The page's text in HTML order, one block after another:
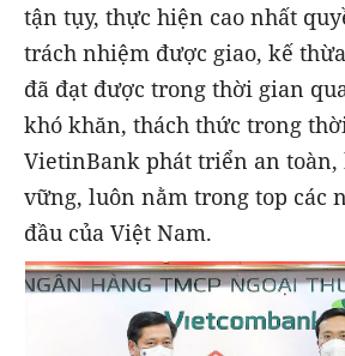
tận tụy, thực hiện cao nhất
trách nhiệm được giao, kế
đã đạt được trong thời gian
khó khăn, thách thức trong
VietinBank phát triển an toàn,
vững, luôn nằm trong top các
đầu của Việt Nam.